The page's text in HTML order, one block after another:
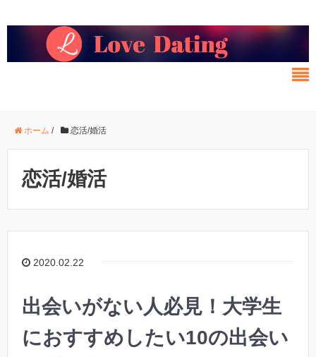
ホーム / 恋活/婚活
恋活/婚活
2020.02.22
出会いがない人必見！大学生
におすすめしたい10の出会い